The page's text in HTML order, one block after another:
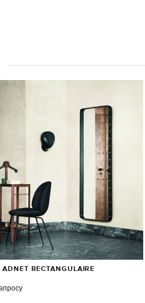
RECTANGULAIRE